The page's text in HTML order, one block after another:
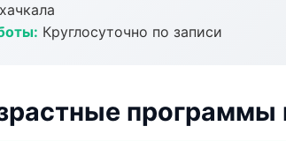
Круглосуточно по записи
программы